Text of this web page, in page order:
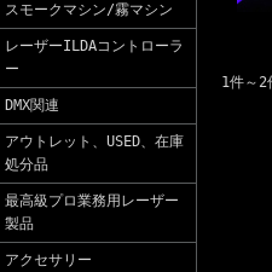
スモークマシン/霧マシン
レーザーILDAコントローラ
ー
DMX関連
アウトレット、USED、在庫
処分品
最高級プロ業務用レーザー
製品
アクセサリー
1件～2